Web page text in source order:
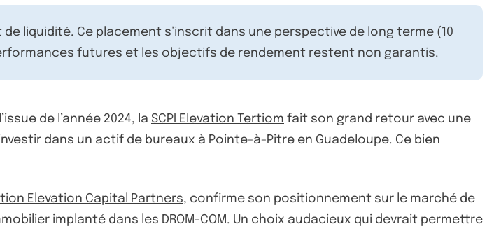
liquidité. Ce placement s’inscrit dans une perspective de long terme (10
futures et les objectifs de rendement restent non garantis.
de l’année 2024, la SCPI Elevation Tertiom fait son grand retour avec une
dans un actif de bureaux à Pointe-à-Pitre en Guadeloupe. Ce bien
Elevation Capital Partners, confirme son positionnement sur le marché de
implanté dans les DROM-COM. Un choix audacieux qui devrait permettre